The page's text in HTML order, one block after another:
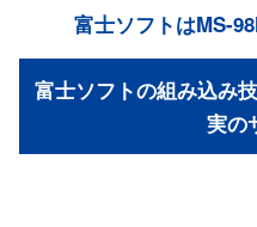
富士ソフトはMS-
富士ソフトの組み込み
実の